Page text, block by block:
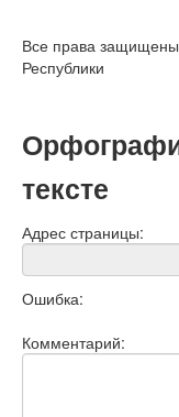
Все права
Республики
тексте
Адрес страницы:
Ошибка:
Комментарий: